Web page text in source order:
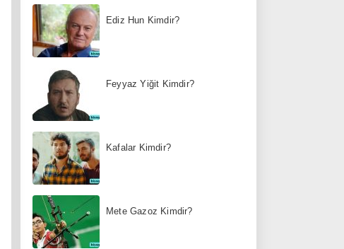
Ediz Hun Kimdir?
Feyyaz Yiğit Kimdir?
Kafalar Kimdir?
Mete Gazoz Kimdir?